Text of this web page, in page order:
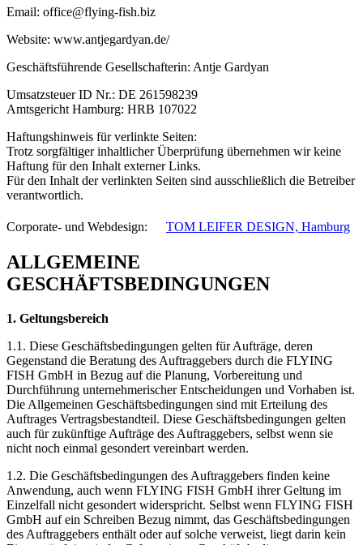
Email: office@flying-fish.biz
Website: www.antjegardyan.de/
Geschäftsführende Gesellschafterin: Antje Gardyan
Umsatzsteuer ID Nr.: DE 261598239
Amtsgericht Hamburg: HRB 107022
Haftungshinweis für verlinkte Seiten:
Trotz sorgfältiger inhaltlicher Überprüfung übernehmen wir keine
Haftung für den Inhalt externer Links.
Für den Inhalt der verlinkten Seiten sind ausschließlich die Betreiber
verantwortlich.
Corporate- und Webdesign: ﾠ TOM LEIFER DESIGN, Hamburg
ALLGEMEINE
GESCHÄFTSBEDINGUNGEN
1. Geltungsbereich
1.1. Diese Geschäftsbedingungen gelten für Aufträge, deren
Gegenstand die Beratung des Auftraggebers durch die FLYING
FISH GmbH in Bezug auf die Planung, Vorbereitung und
Durchführung unternehmerischer Entscheidungen und Vorhaben ist.
Die Allgemeinen Geschäftsbedingungen sind mit Erteilung des
Auftrages Vertragsbestandteil. Diese Geschäftsbedingungen gelten
auch für zukünftige Aufträge des Auftraggebers, selbst wenn sie
nicht noch einmal gesondert vereinbart werden.
1.2. Die Geschäftsbedingungen des Auftraggebers finden keine
Anwendung, auch wenn FLYING FISH GmbH ihrer Geltung im
Einzelfall nicht gesondert widerspricht. Selbst wenn FLYING FISH
GmbH auf ein Schreiben Bezug nimmt, das Geschäftsbedingungen
des Auftraggebers enthält oder auf solche verweist, liegt darin kein